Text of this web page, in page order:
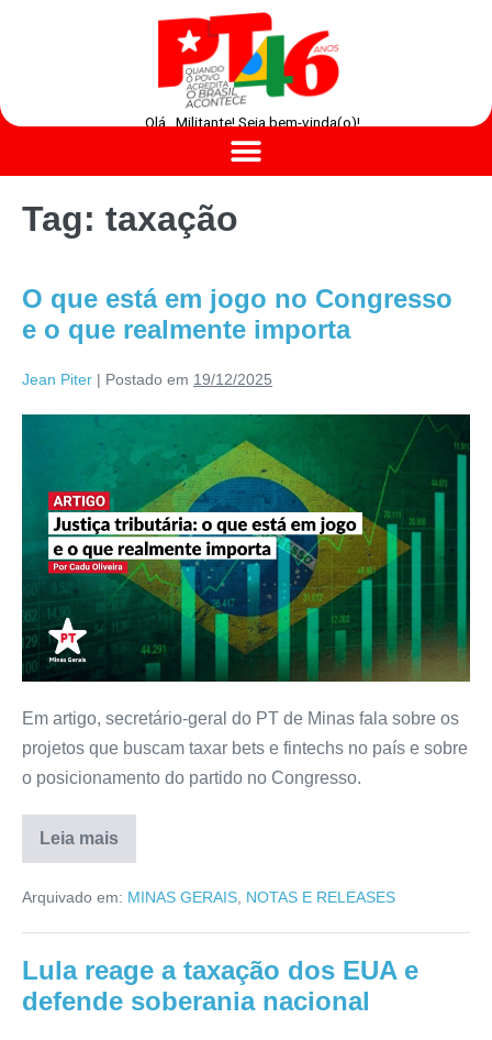
Olá , Militante! Seja bem-vinda(o)!
Tag: taxação
O que está em jogo no Congresso
e o que realmente importa
Jean Piter | Postado em 19/12/2025
Em artigo, secretário-geral do PT de Minas fala sobre os
projetos que buscam taxar bets e fintechs no país e sobre
o posicionamento do partido no Congresso.
Leia mais
Arquivado em: MINAS GERAIS NOTAS E RELEASES
Lula reage a taxação dos EUA e
defende soberania nacional